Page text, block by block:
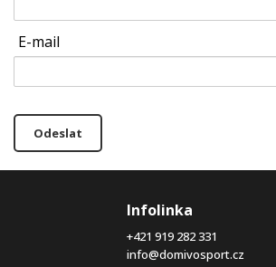
E-mail
Odeslat
Infolinka
+421 919 282 331
info@domivosport.cz